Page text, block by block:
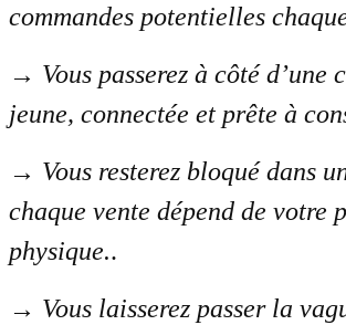
commandes potentielles
→ Vous passerez à côté d’une
jeune, connectée et prête à
→ Vous resterez bloqué dans
chaque vente dépend de votre
physique..
→ Vous laisserez passer la